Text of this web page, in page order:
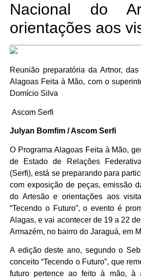
Nacional do
orientações aos
Reunião preparatória da Artnor,
Alagoas Feita à Mão, com o
Domício Silva
Ascom Serfi
Julyan Bomfim / Ascom Serfi
O Programa Alagoas Feita à Mão,
de Estado de Relações
(Serfi), está se preparando para
com exposição de peças, emissão
do Artesão e orientações aos
“Tecendo o Futuro”, o evento é
Alagas, e vai acontecer de 19 a 22
Armazém, no bairro do Jaraguá, em
A edição deste ano, segundo o
conceito “Tecendo o Futuro”, que
futuro pertence ao feito à mão, à